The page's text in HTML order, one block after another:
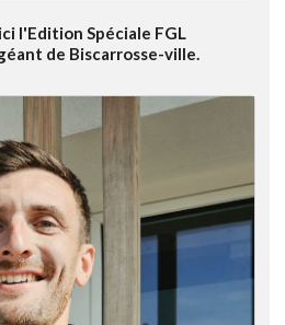
l'Edition Spéciale FGL
de Biscarrosse-ville.